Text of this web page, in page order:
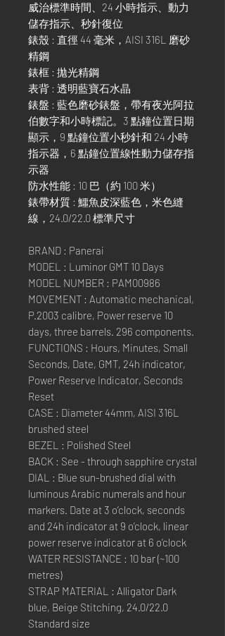
威治標準時間、24 小時指示、動力
儲存指示、秒針復位
錶殼 : 直徑 44 毫米，AISI 316L 磨砂
精鋼
錶框 : 拋光精鋼
表背 : 透明藍寶石水晶
錶盤 : 藍色磨砂錶盤，帶有夜光阿拉
伯數字和小時標記。3 點鐘位置日期
顯示，9 點鐘位置小秒針和 24 小時
指示器，6 點鐘位置線性動力儲存指
示器
防水性能 : 10 巴（約 100 米）
錶帶材質 : 鱷魚皮深藍色，米色縫
線，24.0/22.0 標準尺寸
BRAND : Panerai
MODEL : Luminor GMT 10 Days
MODEL NUMBER : PAM00986
MOVEMENT : Automatic mechanical,
P.2003 calibre, Power reserve 10
days, three barrels. 296 components.
FUNCTIONS : Hours, Minutes, Small
Seconds, Date, GMT, 24h indicator,
Power Reserve Indicator, Seconds
Reset
CASE : Diameter 44mm, AISI 316L
brushed steel
BEZEL : Polished Steel
BACK : See - through sapphire crystal
DIAL : Blue sun-brushed dial with
luminous Arabic numerals and hour
markers. Date at 3 o’clock, seconds
and 24h indicator at 9 o’clock, linear
power reserve indicator at 6 o’clock
WATER RESISTANCE : 10 bar (~100
metres)
STRAP MATERIAL : Alligator Dark
blue, Beige Stitching, 24.0/22.0
Standard size